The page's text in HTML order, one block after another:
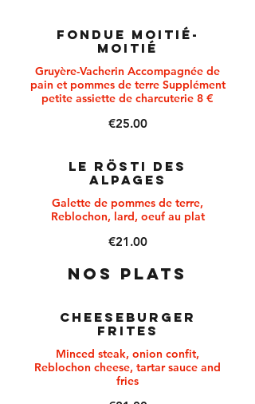
FONDUE MOITIÉ-
MOITIÉ
Gruyère-Vacherin Accompagnée de
pain et pommes de terre Supplément
petite assiette de charcuterie 8 €
€25.00
LE RÖSTI DES
ALPAGES
Galette de pommes de terre,
Reblochon, lard, oeuf au plat
€21.00
NOS PLATS
CHEESEBURGER
FRITES
Minced steak, onion confit,
Reblochon cheese, tartar sauce and
fries